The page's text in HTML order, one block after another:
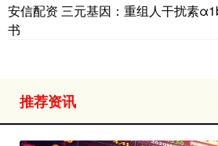
安信配资 三元基因：重组人干扰素
书
推荐资讯